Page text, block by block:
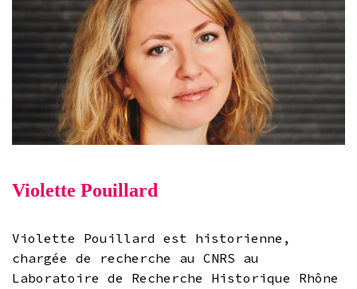
Violette Pouillard
Violette Pouillard est historienne,
chargée de recherche au CNRS au
Laboratoire de Recherche Historique Rhône